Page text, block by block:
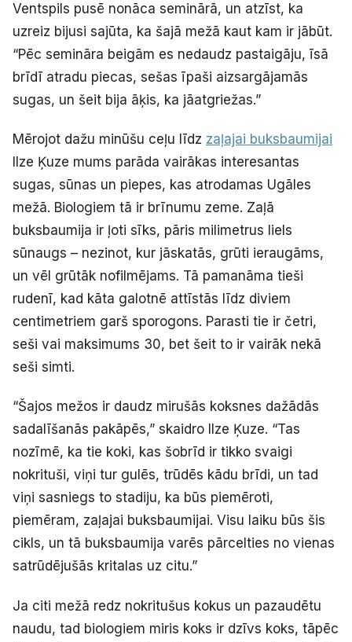
Ventspils pusē nonāca seminārā, un atzīst, ka
uzreiz bijusi sajūta, ka šajā mežā kaut kam ir jābūt.
“Pēc semināra beigām es nedaudz pastaigāju, īsā
brīdī atradu piecas, sešas īpaši aizsargājamās
sugas, un šeit bija āķis, ka jāatgriežas.”
Mērojot dažu minūšu ceļu līdz zaļajai buksbaumijai
Ilze Ķuze mums parāda vairākas interesantas
sugas, sūnas un piepes, kas atrodamas Ugāles
mežā. Biologiem tā ir brīnumu zeme. Zaļā
buksbaumija ir ļoti sīks, pāris milimetrus liels
sūnaugs – nezinot, kur jāskatās, grūti ieraugāms,
un vēl grūtāk nofilmējams. Tā pamanāma tieši
rudenī, kad kāta galotnē attīstās līdz diviem
centimetriem garš sporogons. Parasti tie ir četri,
seši vai maksimums 30, bet šeit to ir vairāk nekā
seši simti.
“Šajos mežos ir daudz mirušās koksnes dažādās
sadalīšanās pakāpēs,” skaidro Ilze Ķuze. “Tas
nozīmē, ka tie koki, kas šobrīd ir tikko svaigi
nokrituši, viņi tur gulēs, trūdēs kādu brīdi, un tad
viņi sasniegs to stadiju, ka būs piemēroti,
piemēram, zaļajai buksbaumijai. Visu laiku būs šis
cikls, un tā buksbaumija varēs pārcelties no vienas
satrūdējušās kritalas uz citu.”
Ja citi mežā redz nokritušus kokus un pazaudētu
naudu, tad biologiem miris koks ir dzīvs koks, tāpēc